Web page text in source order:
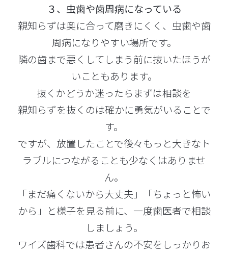
３、虫歯や歯周病になっている
親知らずは奥に合って磨きにくく、虫歯や歯
周病になりやすい場所です。
隣の歯まで悪くしてしまう前に抜いたほうが
いこともあります。
抜くかどうか迷ったらまずは相談を
親知らずを抜くのは確かに勇気がいることで
す。
ですが、放置したことで後々もっと大きなト
ラブルにつながることも少なくはありませ
ん。
「まだ痛くないから大丈夫」「ちょっと怖い
から」と様子を見る前に、一度歯医者で相談
しましょう。
ワイズ歯科では患者さんの不安をしっかりお